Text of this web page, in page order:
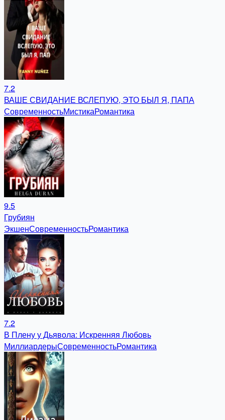
7.2
ВАШЕ СВИДАНИЕ ВСЛЕПУЮ, ЭТО БЫЛ Я, ПАПА
СовременностьМистикаРомантика
9.5
Грубиян
ЭкшенСовременностьРомантика
7.2
В Плену у Дьявола: Искренняя Любовь
МиллиардерыСовременностьРомантика